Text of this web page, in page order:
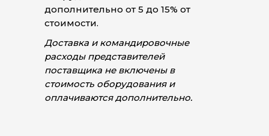
дополнительно от 5 до 15% от
стоимости.
Доставка и командировочные
расходы представителей
поставщика не включены в
стоимость оборудования и
оплачиваются дополнительно.